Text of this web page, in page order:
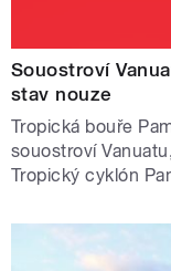
Souostroví
stav nouze
Tropická bouře
souostroví
Tropický cyklón